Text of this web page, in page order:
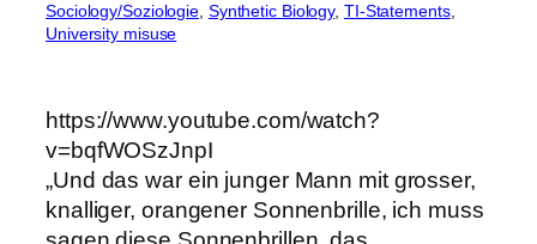
Sociology/Soziologie Synthetic Biology, TI-Statements
University misuse
https://www.youtube.com/watch?
v=bqfWOSzJnpI
„Und das war ein junger Mann mit grosser,
knalliger, orangener Sonnenbrille, ich muss